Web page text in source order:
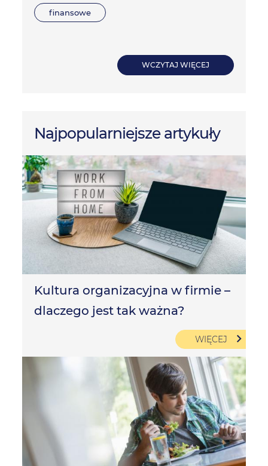
finansowe
WCZYTAJ WIĘCEJ
Najpopularniejsze artykuły
Kultura organizacyjna w firmie –
dlaczego jest tak ważna?
WIĘCEJ